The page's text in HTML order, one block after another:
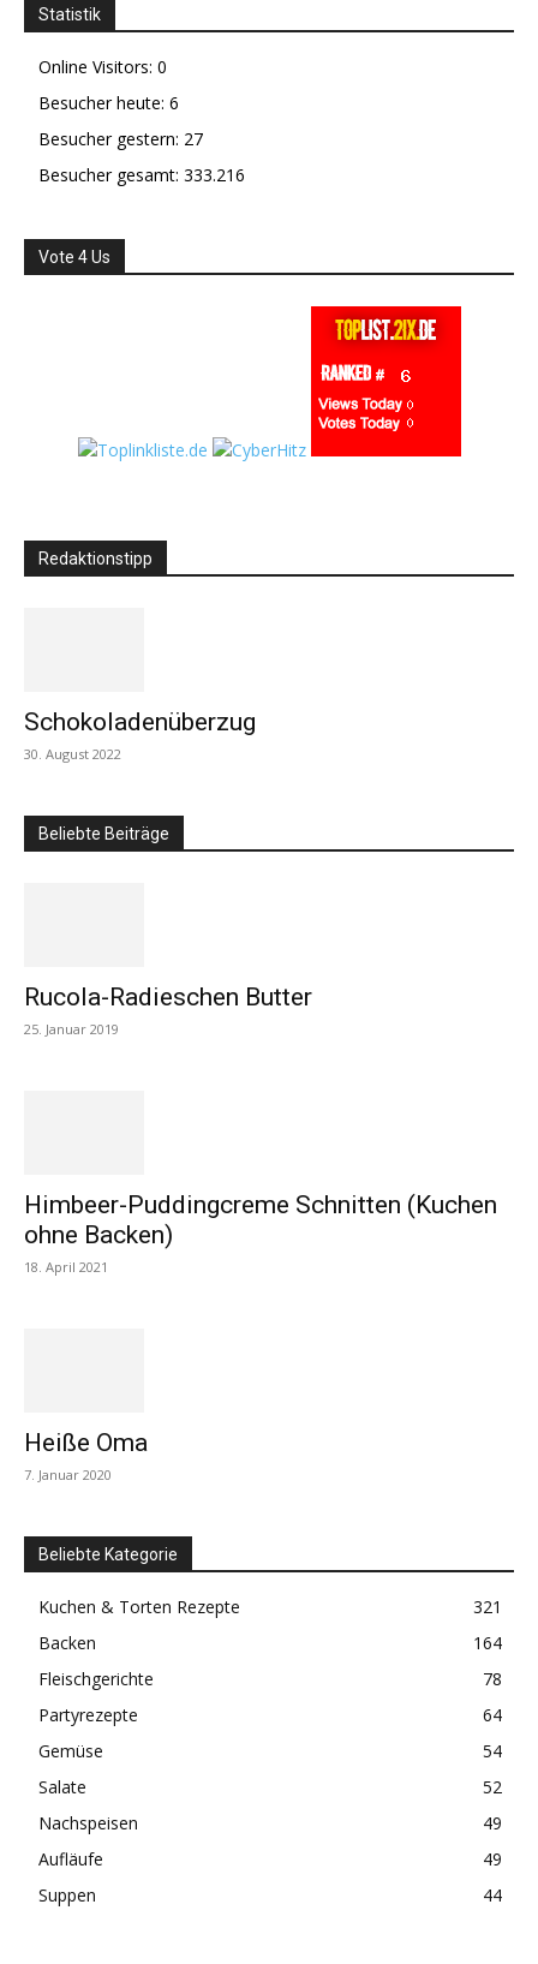
Statistik
Online Visitors: 0
Besucher heute: 6
Besucher gestern: 27
Besucher gesamt: 333.216
Vote 4 Us
Redaktionstipp
Schokoladenüberzug
30. August 2022
Beliebte Beiträge
Rucola-Radieschen Butter
25. Januar 2019
Himbeer-Puddingcreme Schnitten (Kuchen
ohne Backen)
18. April 2021
Heiße Oma
7. Januar 2020
Beliebte Kategorie
Kuchen & Torten Rezepte
321
Backen
164
Fleischgerichte
78
Partyrezepte
64
Gemüse
54
Salate
52
Nachspeisen
49
Aufläufe
49
Suppen
44